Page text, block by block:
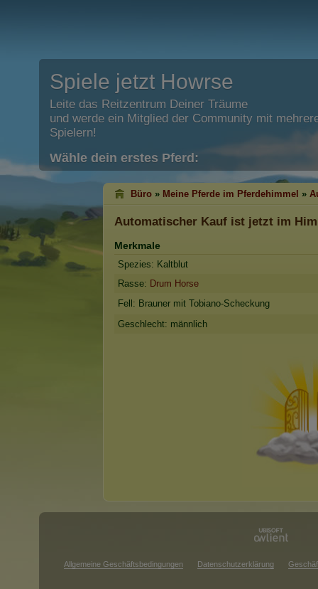
Spiele jetzt Howrse
Leite das Reitzentrum Deiner Träume
und werde ein Mitglied der Community mit
Spielern!
Wähle dein erstes Pferd:
Büro » Meine Pferde im Pferdehimmel »
Automatischer Kauf ist jetzt im
Merkmale
Spezies: Kaltblut
Rasse: Drum Horse
Fell: Brauner mit Tobiano-Scheckung
Geschlecht: männlich
Allgemeine Geschäftsbedingungen Datenschutzerklärung